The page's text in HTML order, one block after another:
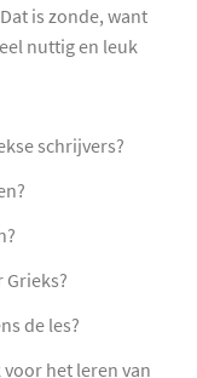
is zonde, want
nuttig en leuk
schrijvers?
de les?
voor het leren van